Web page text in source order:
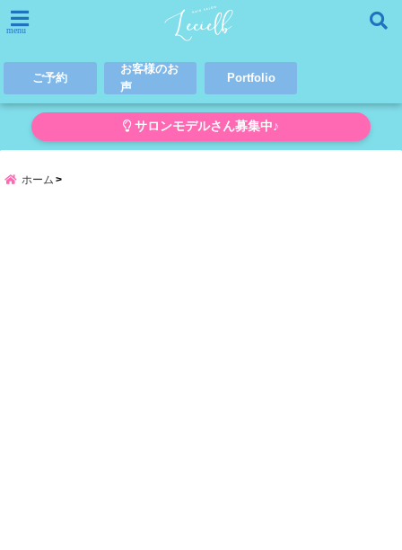
menu
ご予約
お客様のお
声
Portfolio
サロンモデルさん募集中♪
ホーム